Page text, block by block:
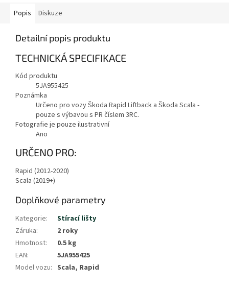
Popis Diskuze
Detailní popis produktu
TECHNICKÁ SPECIFIKACE
Kód produktu
5JA955425
Poznámka
Určeno pro vozy Škoda Rapid Liftback a Škoda Scala -
pouze s výbavou s PR číslem 3RC.
Fotografie je pouze ilustrativní
Ano
URČENO PRO:
Rapid (2012-2020)
Scala (2019+)
Doplňkové parametry
Kategorie:
Stírací lišty
Záruka:
2 roky
Hmotnost:
0.5 kg
EAN:
5JA955425
Model vozu: Scala, Rapid